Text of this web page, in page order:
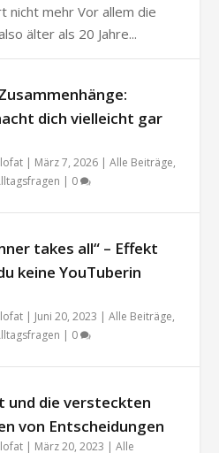
nicht mehr Vor allem die
älter als 20 Jahre...
dich vielleicht gar
| März 7, 2026 |Alle Beiträge,
| 0
takes all“ – Effekt
keine YouTuberin
| Juni 20, 2023 |Alle Beiträge,
| 0
und die versteckten
von Entscheidungen
| März 20, 2023 |Alle